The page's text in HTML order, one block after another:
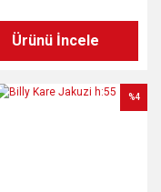
Ürünü İncele
%4